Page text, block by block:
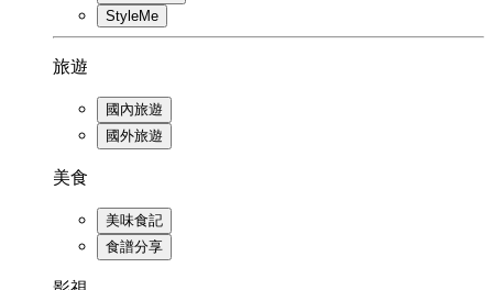
StyleMe
旅遊
國內旅遊
國外旅遊
美食
美味食記
食譜分享